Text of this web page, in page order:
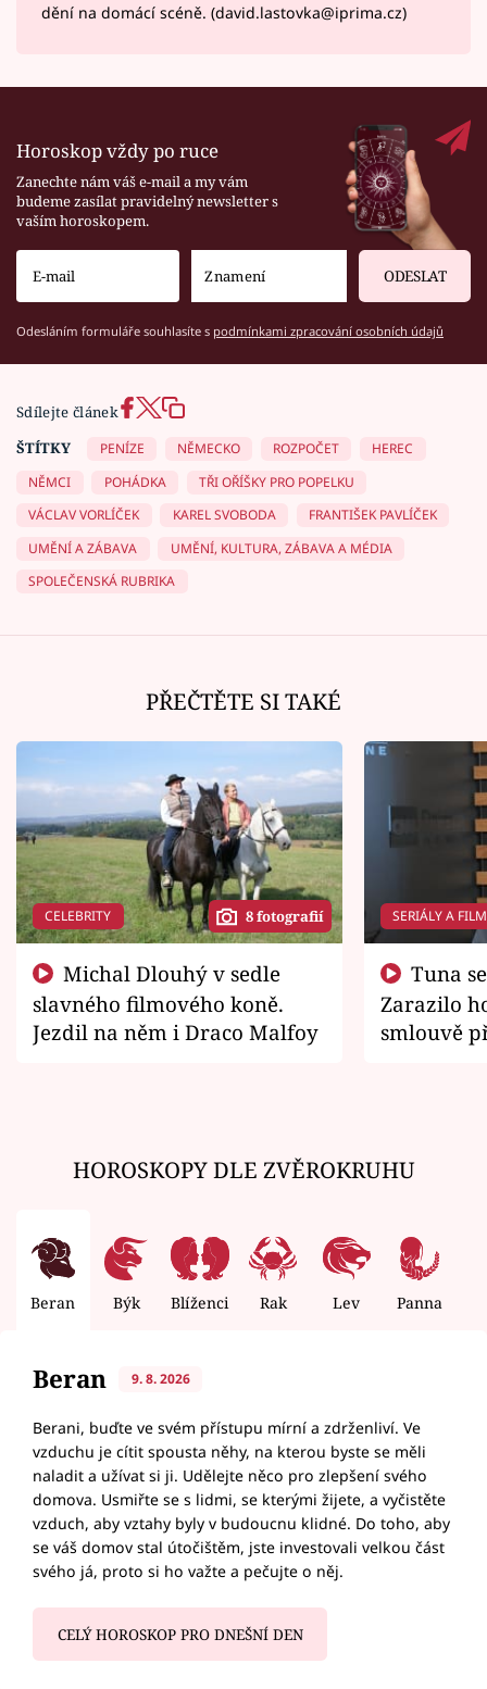
dění na domácí scéně. (david.lastovka@iprima.cz)
Horoskop vždy po ruce
Zanechte nám váš e-mail a my vám
budeme zasílat pravidelný newsletter s
vaším horoskopem.
ODESLAT
Odesláním formuláře souhlasíte s podmínkami zpracování osobních údajů
Sdílejte článek
ŠTÍTKY
PENÍZE NĚMECKO ROZPOČET
HEREC
NĚMCI
POHÁDKA
TŘI OŘÍŠKY PRO POPELKU
VÁCLAV VORLÍČEK
KAREL SVOBODA
FRANTIŠEK PAVLÍČEK
UMĚNÍ A ZÁBAVA
UMĚNÍ, KULTURA, ZÁBAVA A MÉDIA
SPOLEČENSKÁ RUBRIKA
PŘEČTĚTE SI TAKÉ
CELEBRITY 8 fotografií
slavného filmového koně.
Jezdil na něm i Draco Malfoy
SERIÁLY A
Zarazilo
smlouvě
HOROSKOPY DLE ZVĚROKRUHU
Beran Býk Blíženci Rak Lev Panna
Beran 9. 8. 2026
Berani, buďte ve svém přístupu mírní a zdrženliví. Ve
vzduchu je cítit spousta něhy, na kterou byste se měli
naladit a užívat si ji. Udělejte něco pro zlepšení svého
domova. Usmiřte se s lidmi, se kterými žijete, a vyčistěte
vzduch, aby vztahy byly v budoucnu klidné. Do toho, aby
se váš domov stal útočištěm, jste investovali velkou část
svého já, proto si ho važte a pečujte o něj.
CELÝ HOROSKOP PRO DNEŠNÍ DEN